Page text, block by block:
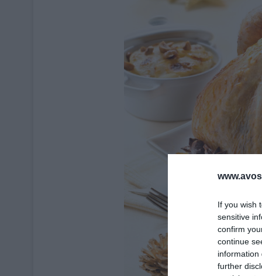
If you wish
sensitive
confirm
continue
information
further